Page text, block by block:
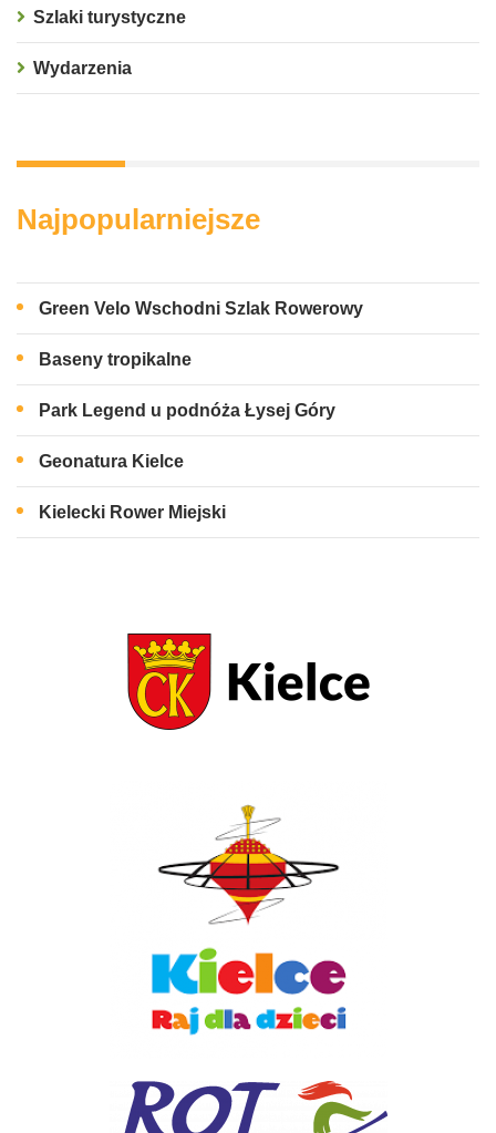
Szlaki turystyczne
Wydarzenia
Najpopularniejsze
Green Velo Wschodni Szlak Rowerowy
Baseny tropikalne
Park Legend u podnóża Łysej Góry
Geonatura Kielce
Kielecki Rower Miejski